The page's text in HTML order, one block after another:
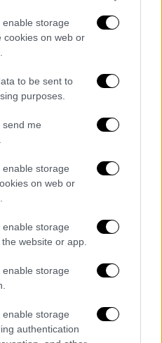
storage
cookies on web or
to be sent to
purposes.
send me
storage
on web or
storage
website or app.
storage
storage
authentication
του
που σκοτώθηκε
στη Ψάθα
θα πει ο πρώην